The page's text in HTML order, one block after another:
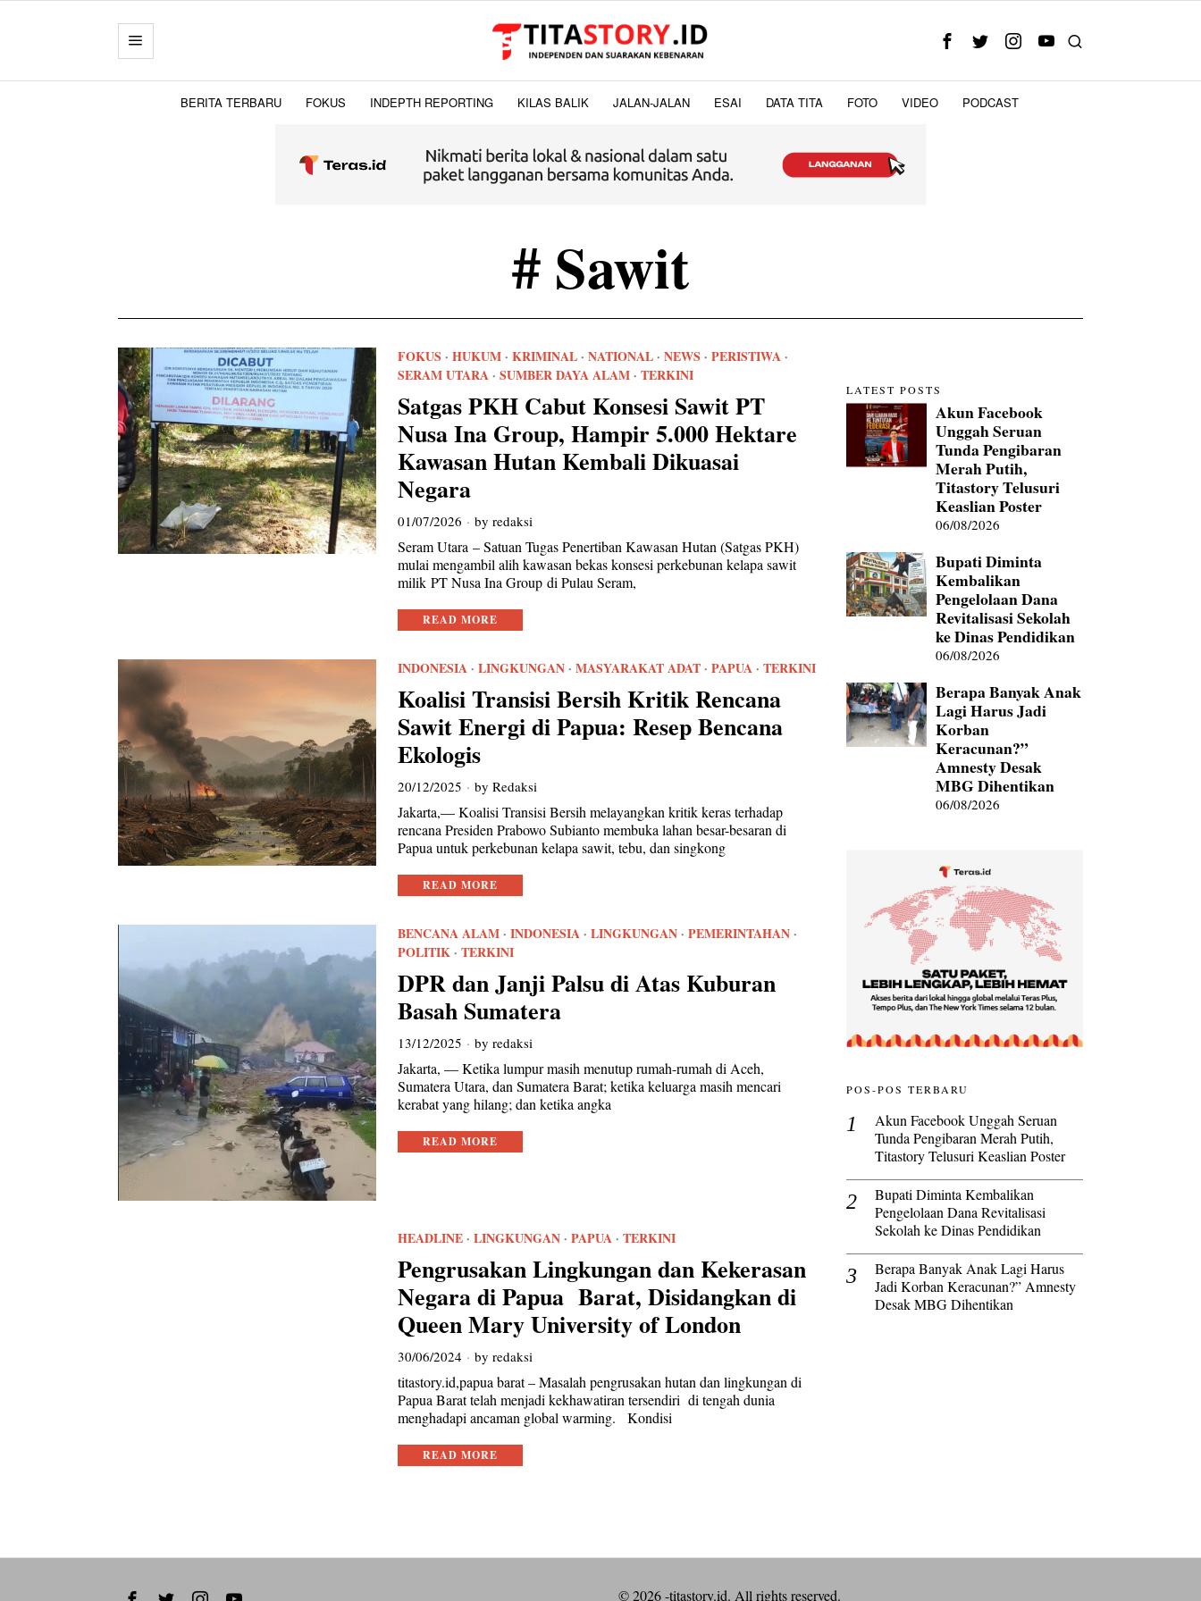
BERITA TERBARU FOKUS INDEPTH REPORTING KILAS BALIK JALAN-JALAN ESAI DATA TITA FOTO VIDEO PODCAST
# Sawit
FOKUS · HUKUM· KRIMINAL· NATIONAL· NEWS · PERISTIWA·
SERAM UTARA· SUMBER DAYA ALAM· TERKINI
Satgas PKH Cabut Konsesi Sawit PT
Nusa Ina Group, Hampir 5.000 Hektare
Kawasan Hutan Kembali Dikuasai
Negara
01/07/2026 byredaksi
Seram Utara – Satuan Tugas Penertiban Kawasan Hutan (Satgas PKH)
mulai mengambil alih kawasan bekas konsesi perkebunan kelapa sawit
milik PT Nusa Ina Group di Pulau Seram,
READ MORE
INDONESIA· LINGKUNGAN· MASYARAKAT ADAT· PAPUA· TERKINI
Koalisi Transisi Bersih Kritik Rencana
Sawit Energi di Papua: Resep Bencana
Ekologis
20/12/2025 byRedaksi
Jakarta,— Koalisi Transisi Bersih melayangkan kritik keras terhadap
rencana Presiden Prabowo Subianto membuka lahan besar-besaran di
Papua untuk perkebunan kelapa sawit, tebu, dan singkong
READ MORE
BENCANA ALAM· INDONESIA· LINGKUNGAN· PEMERINTAHAN·
POLITIK· TERKINI
DPR dan Janji Palsu di Atas Kuburan
Basah Sumatera
13/12/2025 byredaksi
Jakarta, — Ketika lumpur masih menutup rumah-rumah di Aceh,
Sumatera Utara, dan Sumatera Barat; ketika keluarga masih mencari
kerabat yang hilang; dan ketika angka
READ MORE
HEADLINE· LINGKUNGAN· PAPUA· TERKINI
Pengrusakan Lingkungan dan Kekerasan
Negara di Papua Barat, Disidangkan di
Queen Mary University of London
30/06/2024 byredaksi
titastory.id,papua barat – Masalah pengrusakan hutan dan lingkungan di
Papua Barat telah menjadi kekhawatiran tersendiri di tengah dunia
menghadapi ancaman global warming. Kondisi
READ MORE
LATEST POSTS
Akun Facebook
Unggah Seruan
Tunda Pengibaran
Merah Putih,
Titastory Telusuri
Keaslian Poster
06/08/2026
Bupati Diminta
Kembalikan
Pengelolaan Dana
Revitalisasi Sekolah
ke Dinas Pendidikan
06/08/2026
Berapa Banyak Anak
Lagi Harus Jadi
Korban
Keracunan?”
Amnesty Desak
MBG Dihentikan
06/08/2026
POS-POS TERBARU
Akun Facebook Unggah Seruan
Tunda Pengibaran Merah Putih,
Titastory Telusuri Keaslian Poster
Bupati Diminta Kembalikan
Pengelolaan Dana Revitalisasi
Sekolah ke Dinas Pendidikan
Berapa Banyak Anak Lagi Harus
Jadi Korban Keracunan?” Amnesty
Desak MBG Dihentikan
©2026-titastory.id. All rights reserved.